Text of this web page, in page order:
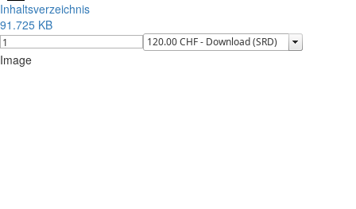
Inhaltsverzeichnis
91.725 KB
Image